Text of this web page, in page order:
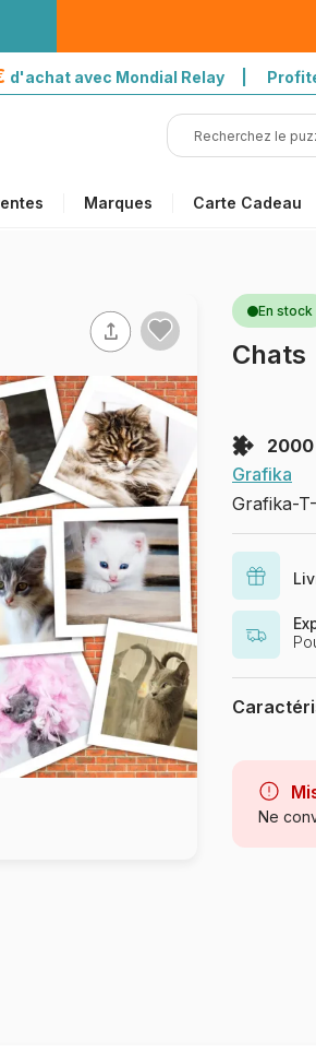
d'achat avec Mondial Relay |
Marques Carte Cadeau
En stock
Chats
Grafika
Grafika-
Catégorie
Age
Ne